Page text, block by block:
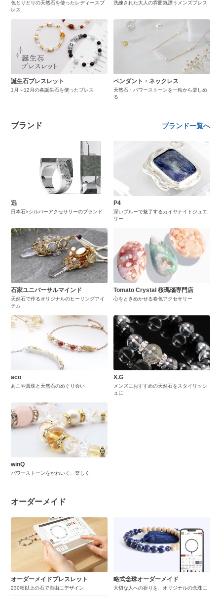
色とりどりの天然石を使ったレディースブ
レス
洗練された大人の雰囲気漂うメンズブレス
誕生石ブレスレット
1月～12月の各誕生石を使ったブレス
ペンダント・ネックレス
天然石・パワーストーンを一粒から楽しめ
る
ブランド ブランド一覧へ
迅
日本石×シルバーアクセサリーのブランド
P4
深いブルーで魅了するカイヤナイトジュエ
リー
石家ユニバーサルマインド
天然石で作るオリジナルのヒーリングアイ
テム
Tomato Crystal 桜瑪瑙専門店
心をときめかせる春色アクセサリー
aco
あこや真珠と天然石のめぐり会い
X.G
メンズにおすすめの天然石をスタイリッシ
ュに
winQ
パワーストーンをかわいく、楽しく
オーダーメイド
オーダーメイドブレスレット
230種以上の石で自由にデザイン
略式念珠オーダーメイド
大切な人への祈りを、オリジナルの念珠に